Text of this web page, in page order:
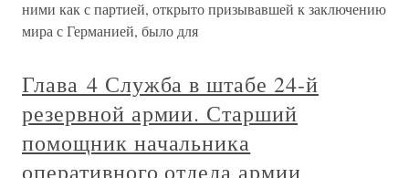
ними как с партией, открыто призывавшей к заключению
мира с Германией, было для
Глава 4 Служба в штабе 24-й
резервной армии. Старший
помощник начальника
оперативного отдела армии